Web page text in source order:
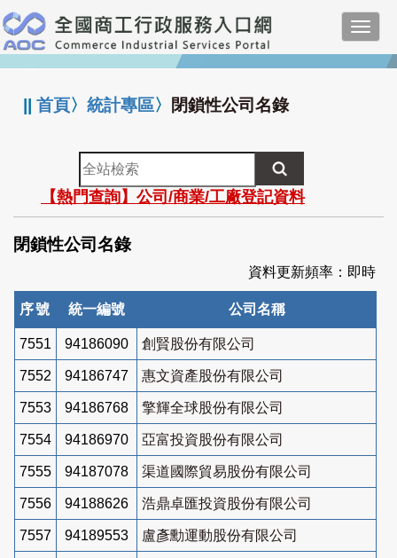
跳
到
主
要
:::
||首頁〉統計專區〉 閉鎖性公司名錄
全
站
檢
索
【熱門查詢】公司/商業/工廠登記資料
閉鎖性公司名錄
資料更新頻率：即時
序號 統一編號 公司名稱
7551 94186090 創賢股份有限公司
7552 94186747 惠文資產股份有限公司
7553 94186768 擎輝全球股份有限公司
7554 94186970 亞富投資股份有限公司
7555 94187078 渠道國際貿易股份有限公司
7556 94188626 浩鼎卓匯投資股份有限公司
7557 94189553 盧彥勳運動股份有限公司